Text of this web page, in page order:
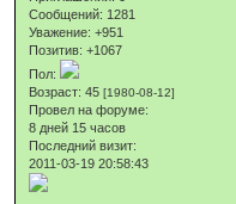
Сообщений: 1281
Уважение: +951
Позитив: +1067
Пол:
Возраст: 45[1980-08-12]
Провел на форуме:
8 дней 15 часов
Последний визит:
2011-03-19 20:58:43